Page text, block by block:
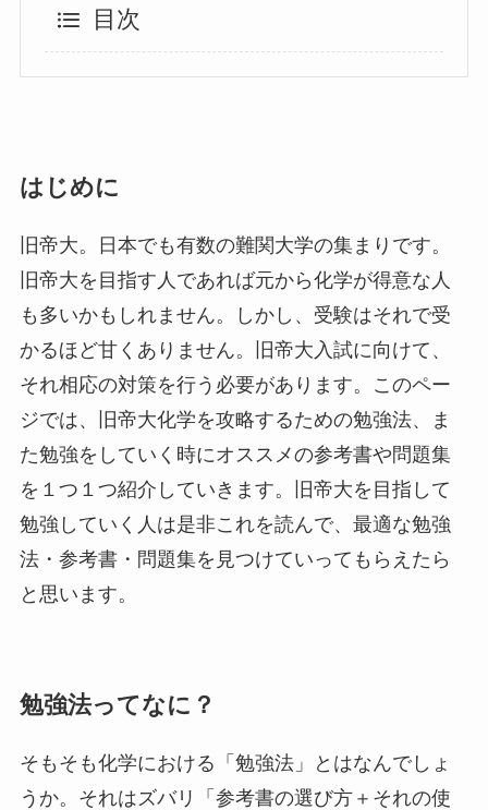
目次
はじめに
旧帝大。日本でも有数の難関大学の集まりです。
旧帝大を目指す人であれば元から化学が得意な人
も多いかもしれません。しかし、受験はそれで受
かるほど甘くありません。旧帝大入試に向けて、
それ相応の対策を行う必要があります。このペー
ジでは、旧帝大化学を攻略するための勉強法、ま
た勉強をしていく時にオススメの参考書や問題集
を１つ１つ紹介していきます。旧帝大を目指して
勉強していく人は是非これを読んで、最適な勉強
法・参考書・問題集を見つけていってもらえたら
と思います。
勉強法ってなに？
そもそも化学における「勉強法」とはなんでしょ
うか。それはズバリ「参考書の選び方＋それの使